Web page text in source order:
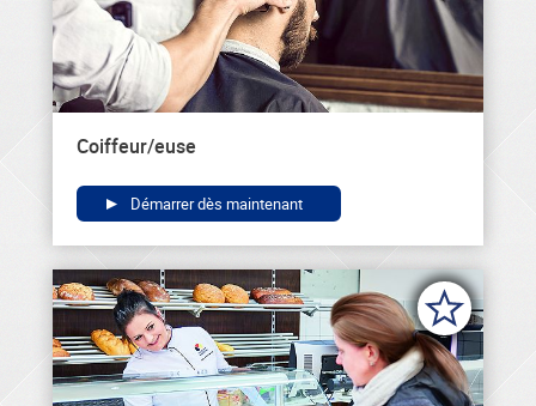
Coiffeur/euse
Démarrer dès maintenant